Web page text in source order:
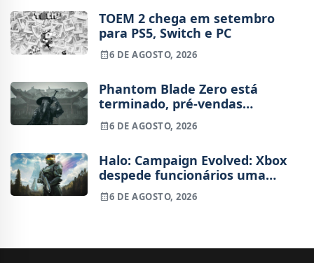
TOEM 2 chega em setembro
para PS5, Switch e PC
6 DE AGOSTO, 2026
Phantom Blade Zero está
terminado, pré-vendas
começam na próxima semana
6 DE AGOSTO, 2026
Halo: Campaign Evolved: Xbox
despede funcionários uma
semana após o lançamento
6 DE AGOSTO, 2026